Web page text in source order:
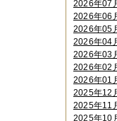
2026年07
2026年06
2026年05
2026年04
2026年03
2026年02
2026年01
2025年12
2025年11
2025年10